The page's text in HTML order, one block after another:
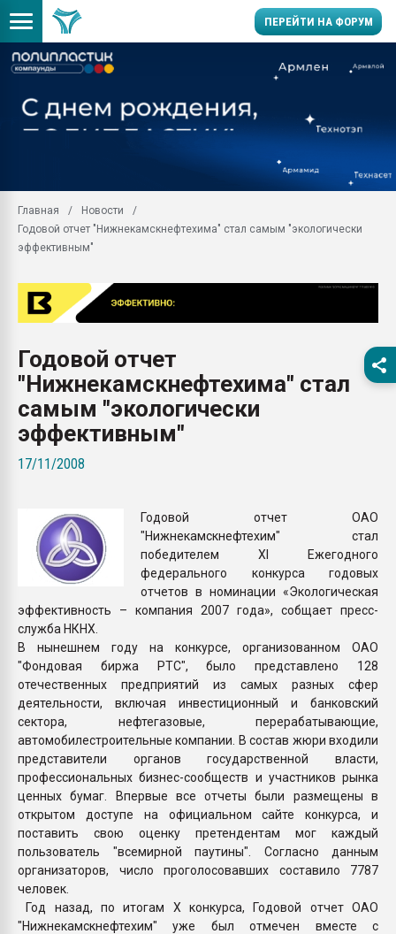
ПЕРЕЙТИ НА ФОРУМ
заводу пластмасс"
первый план в
28.07.2026
ситуацией на
Главная
Новости
Годовой отчет "Нижнекамскнефтехима" стал самым "экологически
эффективным"
Годовой отчет
"Нижнекамскнефтехима" стал
самым "экологически
эффективным"
17/11/2008
Годовой отчет ОАО
"Нижнекамскнефтехим" стал
победителем XI Ежегодного
федерального конкурса годовых
отчетов в номинации «Экологическая
эффективность – компания 2007 года», собщает пресс-
служба НКНХ.
В нынешнем году на конкурсе, организованном ОАО
"Фондовая биржа РТС", было представлено 128
отечественных предприятий из самых разных сфер
деятельности, включая инвестиционный и банковский
сектора, нефтегазовые, перерабатывающие,
автомобилестроительные компании. В состав жюри входили
представители органов государственной власти,
профессиональных бизнес-сообществ и участников рынка
ценных бумаг. Впервые все отчеты были размещены в
открытом доступе на официальном сайте конкурса, и
поставить свою оценку претендентам мог каждый
пользователь "всемирной паутины". Согласно данным
организаторов, число проголосовавших составило 7787
человек.
Год назад, по итогам X конкурса, Годовой отчет ОАО
"Нижнекамскнефтехим" уже был отмечен вместе с